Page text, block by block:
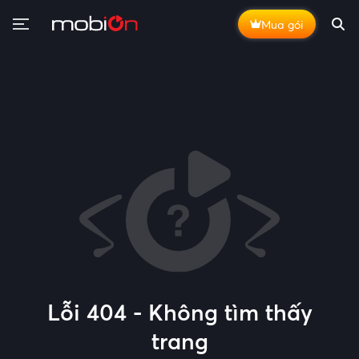
Mua gói
Lỗi 404 - Không tìm thấy
trang